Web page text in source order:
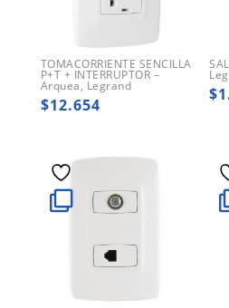
TOMACORRIENTE SENCILLA
P+T + INTERRUPTOR –
Arquea, Legrand
$12.654
$